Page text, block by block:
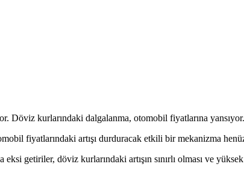
Döviz kurlarındaki dalgalanma, otomobil fiyatlarına yansıyor.
fiyatlarındaki artışı durduracak etkili bir mekanizma
getiriler, döviz kurlarındaki artışın sınırlı olması ve